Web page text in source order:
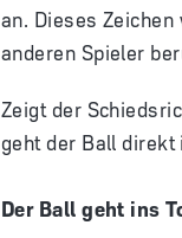
an. Dieses
anderen Spieler
Zeigt der
geht der Ball
Der Ball geht ins